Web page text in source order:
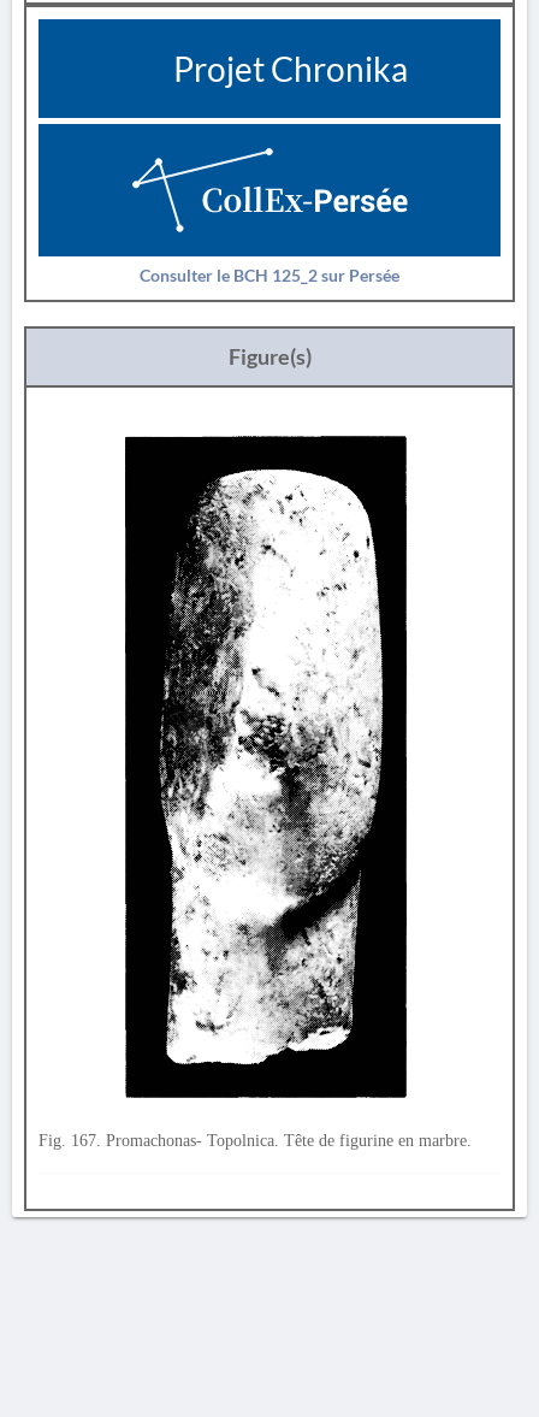
Projet Chronika
Consulter le BCH 125_2 sur Persée
Figure(s)
Fig. 167. Promachonas- Topolnica. Tête de figurine en marbre.